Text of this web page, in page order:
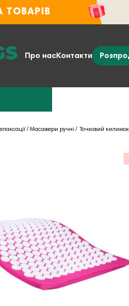
ТОВАРІВ
Про насКонтакти
Масажери ручні Точковий